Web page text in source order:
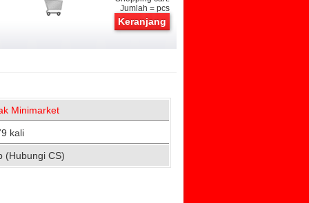
Jumlah = pcs
Keranjang
Minimarket
kali
(Hubungi CS)